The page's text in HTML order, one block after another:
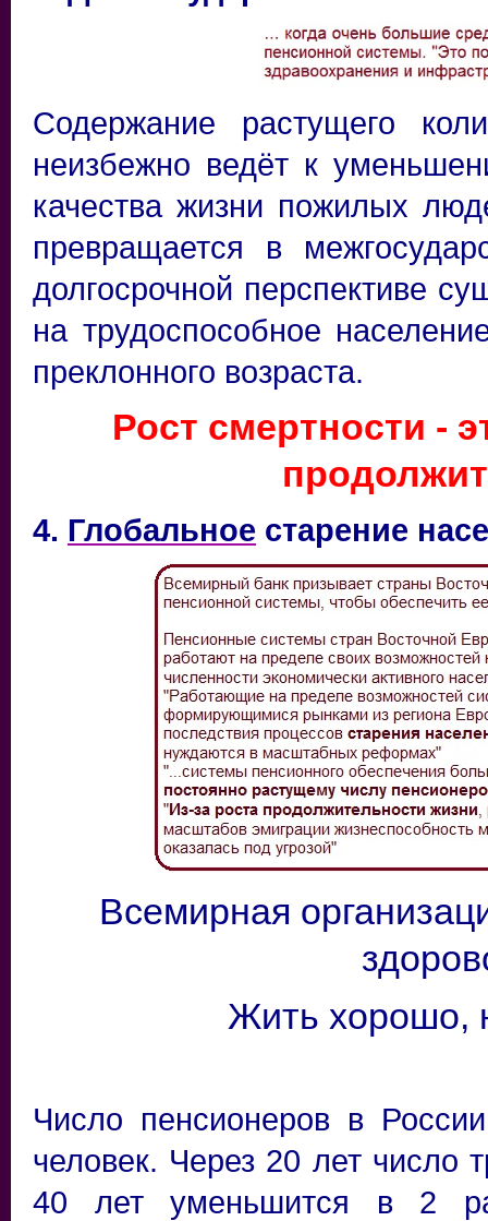
Содержание растущего
неизбежно ведёт к
качества жизни пожилых
превращается в
долгосрочной перспективе
на трудоспособное
преклонного возраста.
Рост смертности -
4. Глобальное старение
Всемирная
Жить хорошо,
Число пенсионеров в
человек. Через 20 лет число
40 лет уменьшится в 2